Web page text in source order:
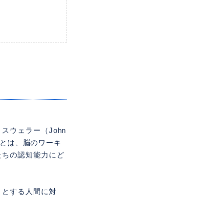
ウェラー（John
は、脳のワーキ
の認知能力にど
する人間に対